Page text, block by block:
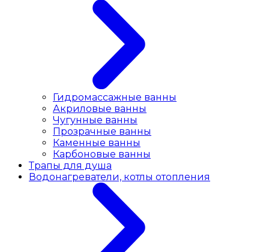
Гидромассажные ванны
Акриловые ванны
Чугунные ванны
Прозрачные ванны
Каменные ванны
Карбоновые ванны
Трапы для душа
Водонагреватели, котлы отопления